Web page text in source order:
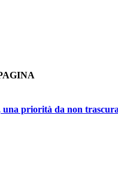
priorità da non